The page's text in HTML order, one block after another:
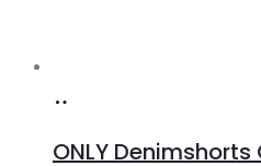
ONLY Denimshorts